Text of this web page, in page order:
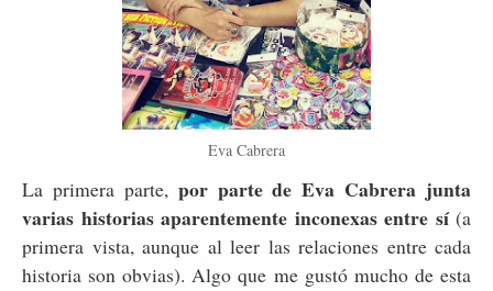
Eva Cabrera
La primera parte, por parte de Eva Cabrera junta
varias historias aparentemente inconexas entre sí (a
primera vista, aunque al leer las relaciones entre cada
historia son obvias). Algo que me gustó mucho de esta